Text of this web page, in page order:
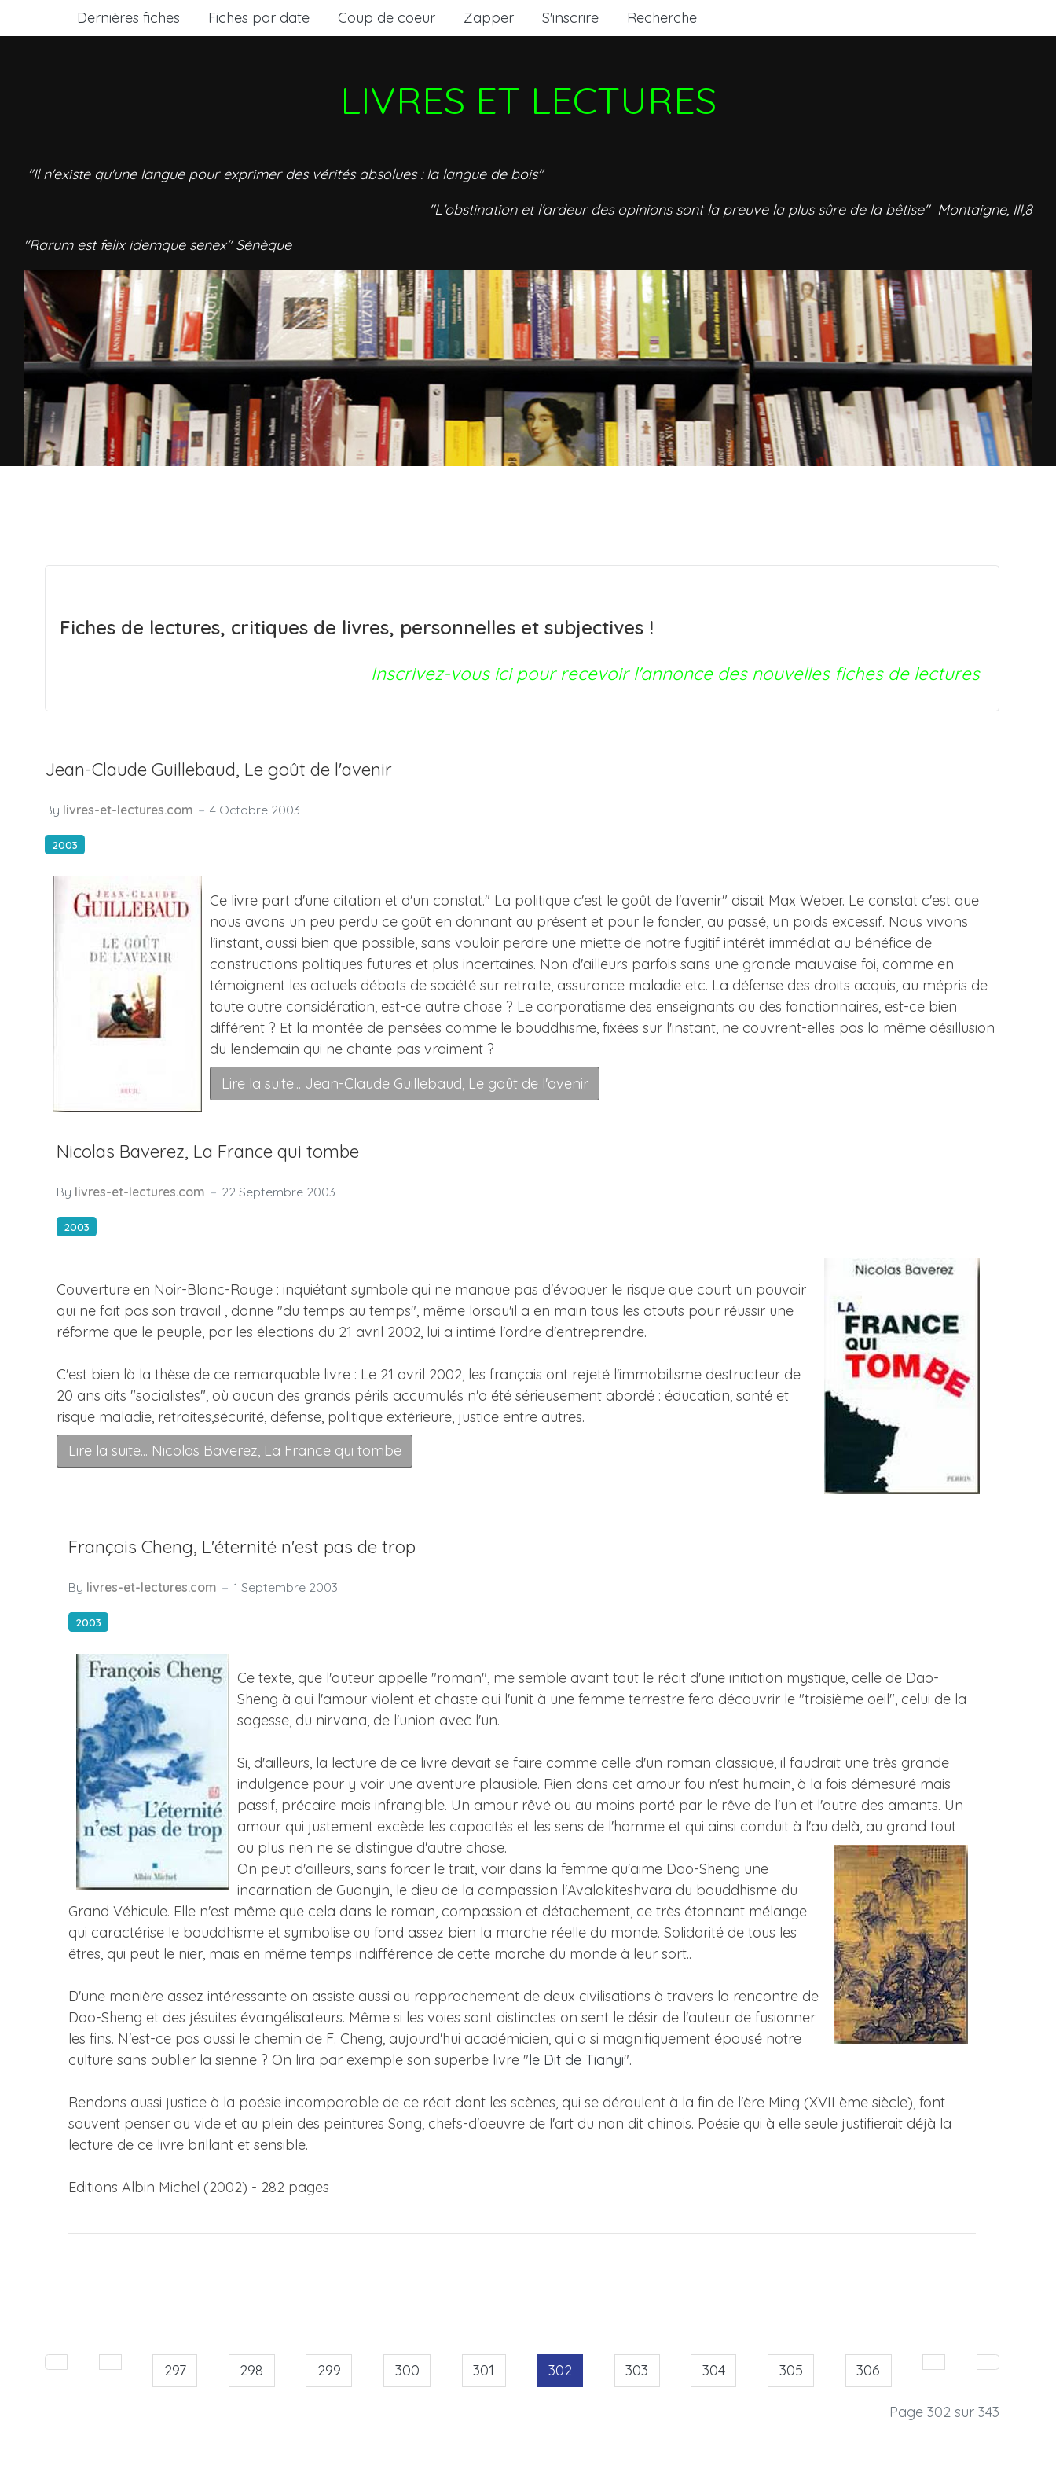
Dernières fiches Fiches par date Coup de coeur Zapper S'inscrire Recherche
LIVRES ET LECTURES
"Il n'existe qu'une langue pour exprimer des vérités absolues : la langue de bois"
"L'obstination et l'ardeur des opinions sont la preuve la plus sûre de la bêtise" Montaigne, III,8
"Rarum est felix idemque senex" Sénèque
Fiches de lectures, critiques de livres, personnelles et subjectives !
Inscrivez-vous ici pour recevoir l'annonce des nouvelles fiches de lectures
Jean-Claude Guillebaud, Le goût de l'avenir
By livres-et-lectures.com 4 Octobre 2003
2003
Ce livre part d'une citation et d'un constat." La politique c'est le goût de l'avenir" disait Max Weber. Le constat c'est que
nous avons un peu perdu ce goût en donnant au présent et pour le fonder, au passé, un poids excessif. Nous vivons
l'instant, aussi bien que possible, sans vouloir perdre une miette de notre fugitif intérêt immédiat au bénéfice de
constructions politiques futures et plus incertaines. Non d'ailleurs parfois sans une grande mauvaise foi, comme en
témoignent les actuels débats de société sur retraite, assurance maladie etc. La défense des droits acquis, au mépris de
toute autre considération, est-ce autre chose ? Le corporatisme des enseignants ou des fonctionnaires, est-ce bien
différent ? Et la montée de pensées comme le bouddhisme, fixées sur l'instant, ne couvrent-elles pas la même désillusion
du lendemain qui ne chante pas vraiment ?
Lire la suite... Jean-Claude Guillebaud, Le goût de l'avenir
Nicolas Baverez, La France qui tombe
By livres-et-lectures.com 22 Septembre 2003
2003
Couverture en Noir-Blanc-Rouge : inquiétant symbole qui ne manque pas d'évoquer le risque que court un pouvoir
qui ne fait pas son travail , donne "du temps au temps", même lorsqu'il a en main tous les atouts pour réussir une
réforme que le peuple, par les élections du 21 avril 2002, lui a intimé l'ordre d'entreprendre.
C'est bien là la thèse de ce remarquable livre : Le 21 avril 2002, les français ont rejeté l'immobilisme destructeur de
20 ans dits "socialistes", où aucun des grands périls accumulés n'a été sérieusement abordé : éducation, santé et
risque maladie, retraites,sécurité, défense, politique extérieure, justice entre autres.
Lire la suite... Nicolas Baverez, La France qui tombe
François Cheng, L'éternité n'est pas de trop
By livres-et-lectures.com 1 Septembre 2003
2003
Ce texte, que l'auteur appelle "roman", me semble avant tout le récit d'une initiation mystique, celle de Dao-
Sheng à qui l'amour violent et chaste qui l'unit à une femme terrestre fera découvrir le "troisième oeil", celui de la
sagesse, du nirvana, de l'union avec l'un.
Si, d'ailleurs, la lecture de ce livre devait se faire comme celle d'un roman classique, il faudrait une très grande
indulgence pour y voir une aventure plausible. Rien dans cet amour fou n'est humain, à la fois démesuré mais
passif, précaire mais infrangible. Un amour rêvé ou au moins porté par le rêve de l'un et l'autre des amants. Un
amour qui justement excède les capacités et les sens de l'homme et qui ainsi conduit à l'au delà, au grand tout
ou plus rien ne se distingue d'autre chose.
On peut d'ailleurs, sans forcer le trait, voir dans la femme qu'aime Dao-Sheng une
incarnation de Guanyin, le dieu de la compassion l'Avalokiteshvara du bouddhisme du
Grand Véhicule. Elle n'est même que cela dans le roman, compassion et détachement, ce très étonnant mélange
qui caractérise le bouddhisme et symbolise au fond assez bien la marche réelle du monde. Solidarité de tous les
êtres, qui peut le nier, mais en même temps indifférence de cette marche du monde à leur sort..
D'une manière assez intéressante on assiste aussi au rapprochement de deux civilisations à travers la rencontre de
Dao-Sheng et des jésuites évangélisateurs. Même si les voies sont distinctes on sent le désir de l'auteur de fusionner
les fins. N'est-ce pas aussi le chemin de F. Cheng, aujourd'hui académicien, qui a si magnifiquement épousé notre
culture sans oublier la sienne ? On lira par exemple son superbe livre "le Dit de Tianyi".
Rendons aussi justice à la poésie incomparable de ce récit dont les scènes, qui se déroulent à la fin de l'ère Ming (XVII ème siècle), font
souvent penser au vide et au plein des peintures Song, chefs-d'oeuvre de l'art du non dit chinois. Poésie qui à elle seule justifierait déjà la
lecture de ce livre brillant et sensible.
Editions Albin Michel (2002) - 282 pages
297 298 299 300 301 302 303 304 305 306
Page 302 sur 343